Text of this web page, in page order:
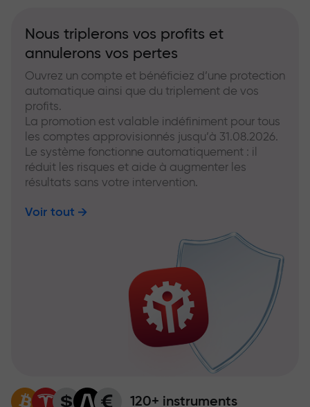
Nous triplerons vos profits et
annulerons vos pertes
Ouvrez un compte et bénéficiez d’une protection
automatique ainsi que du triplement de vos
profits.
La promotion est valable indéfiniment pour tous
les comptes approvisionnés jusqu’à 31.08.2026.
Le système fonctionne automatiquement : il
réduit les risques et aide à augmenter les
résultats sans votre intervention.
Voir tout
120+ instruments